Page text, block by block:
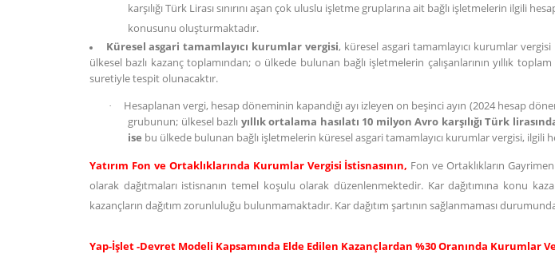
karşılığı Türk Lirası sınırını aşan çok uluslu işletme gruplarına ait bağlı işletmelerin ilgili
konusunu oluşturmaktadır.
Küresel asgari tamamlayıcı kurumlar vergisi, küresel asgari tamamlayıcı kurumlar
ülkesel bazlı kazanç toplamından; o ülkede bulunan bağlı işletmelerin çalışanlarının yıllık
suretiyle tespit olunacaktır.
·
Hesaplanan vergi, hesap döneminin kapandığı ayı izleyen on beşinci ayın (2024 hesap
grubunun; ülkesel bazlı yıllık ortalama hasılatı 10 milyon Avro karşılığı Türk
ise bu ülkede bulunan bağlı işletmelerin küresel asgari tamamlayıcı kurumlar vergisi, ilgili
Yatırım Fon ve Ortaklıklarında Kurumlar Vergisi İstisnasının, Fon ve Ortaklıkların
olarak dağıtmaları istisnanın temel koşulu olarak düzenlenmektedir. Kar dağıtımına konu
kazançların dağıtım zorunluluğu bulunmamaktadır. Kar dağıtım şartının sağlanmaması
Yap-İşlet -Devret Modeli Kapsamında Elde Edilen Kazançlardan %30 Oranında Kurumlar